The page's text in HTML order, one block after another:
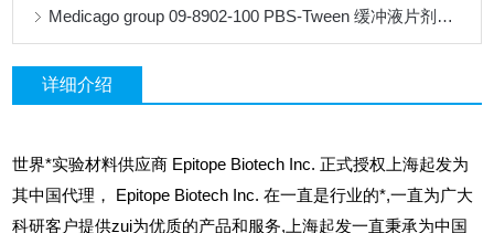
Medicago group 09-8902-100 PBS-Tween 缓冲液片剂说明书
详细介绍
世界*实验材料供应商 Epitope Biotech Inc. 正式授权上海起发为
其中国代理， Epitope Biotech Inc. 在一直是行业的*,一直为广大
科研客户提供zui为优质的产品和服务,上海起发一直秉承为中国